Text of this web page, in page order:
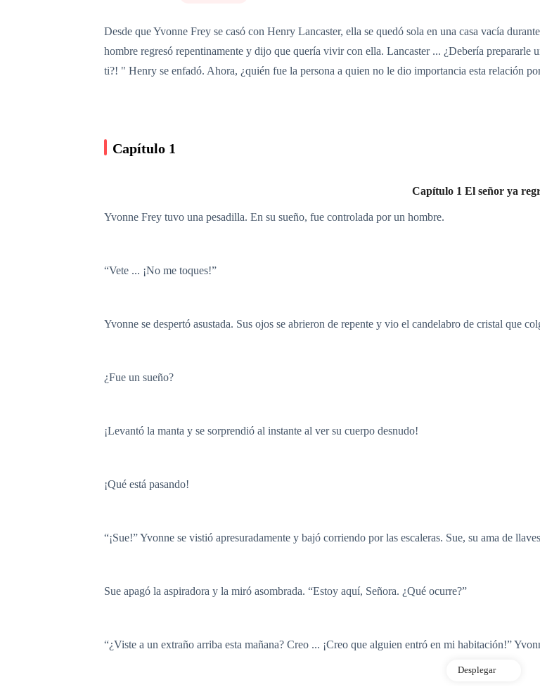
Desde que Yvonne Frey se casó con Henry Lancaster, ella se quedó sola en una casa vacía
hombre regresó repentinamente y dijo que quería vivir con ella. Lancaster ... ¿Debería
ti?! " Henry se enfadó. Ahora, ¿quién fue la persona a quien no le dio importancia esta relación
Capítulo 1
Capítulo 1 El señor ya
Yvonne Frey tuvo una pesadilla. En su sueño, fue controlada por un hombre.
“Vete ... ¡No me toques!”
Yvonne se despertó asustada. Sus ojos se abrieron de repente y vio el candelabro de cristal que
¿Fue un sueño?
¡Levantó la manta y se sorprendió al instante al ver su cuerpo desnudo!
¡Qué está pasando!
“¡Sue!” Yvonne se vistió apresuradamente y bajó corriendo por las escaleras. Sue, su ama de
Sue apagó la aspiradora y la miró asombrada. “Estoy aquí, Señora. ¿Qué ocurre?”
“¿Viste a un extraño arriba esta mañana? Creo ... ¡Creo que alguien entró en mi habitación!”
Desplegar